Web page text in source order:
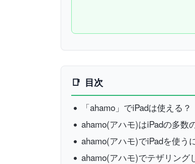
目次
「ahamo」でiPadは使える？
ahamo(アハモ)はiPadの多数
ahamo(アハモ)でiPadを使う
ahamo(アハモ)でテザリング